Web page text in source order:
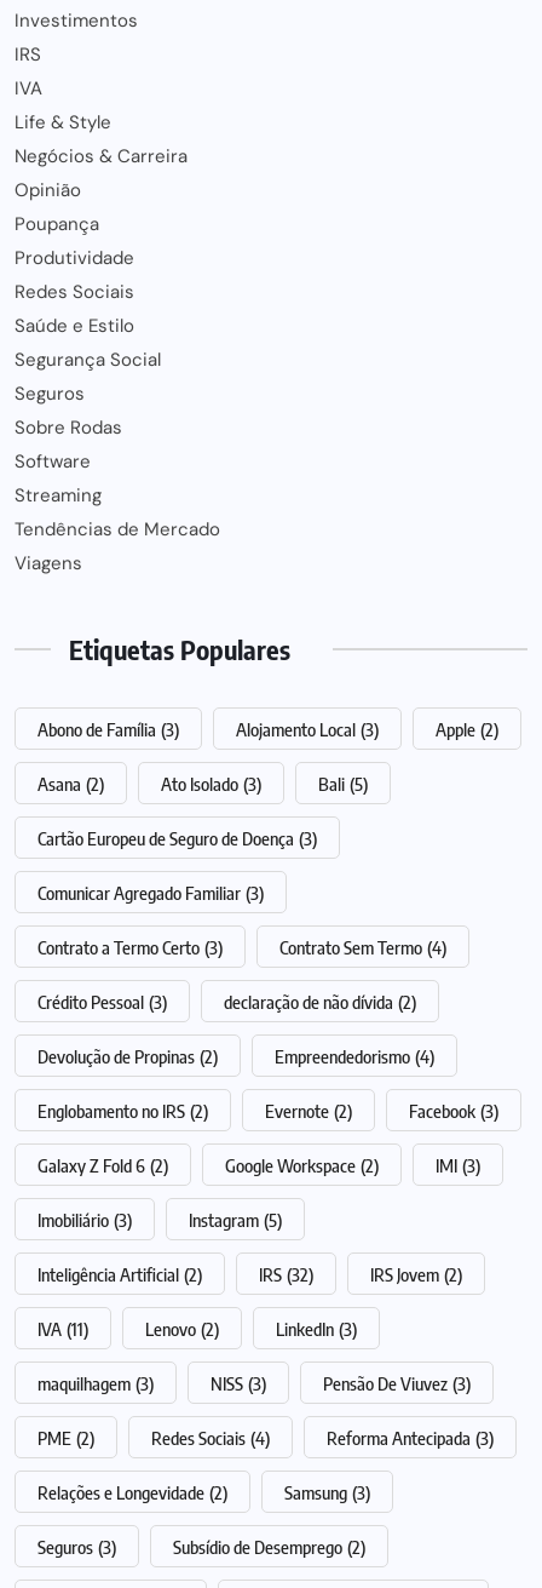
Investimentos
IRS
IVA
Life & Style
Negócios & Carreira
Opinião
Poupança
Produtividade
Redes Sociais
Saúde e Estilo
Segurança Social
Seguros
Sobre Rodas
Software
Streaming
Tendências de Mercado
Viagens
Etiquetas Populares
Abono de Família (3) Alojamento Local (3) Apple (2)
Asana (2) Ato Isolado (3) Bali (5)
Cartão Europeu de Seguro de Doença (3)
Comunicar Agregado Familiar (3)
Contrato a Termo Certo (3) Contrato Sem Termo (4)
Crédito Pessoal (3) declaração de não dívida (2)
Devolução de Propinas (2) Empreendedorismo (4)
Englobamento no IRS (2) Evernote (2) Facebook (3)
Galaxy Z Fold 6 (2) Google Workspace (2) IMI (3)
Imobiliário (3) Instagram (5)
Inteligência Artificial (2) IRS (32) IRS Jovem (2)
IVA (11) Lenovo (2) LinkedIn (3)
maquilhagem (3) NISS (3) Pensão De Viuvez (3)
PME (2) Redes Sociais (4) Reforma Antecipada (3)
Relações e Longevidade (2) Samsung (3)
Seguros (3) Subsídio de Desemprego (2)